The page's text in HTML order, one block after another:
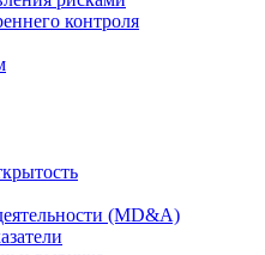
контроля
(MD&A)